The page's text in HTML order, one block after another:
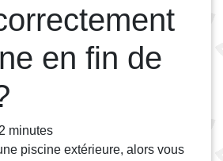
en fin de
2 minutes
piscine extérieure, alors vous